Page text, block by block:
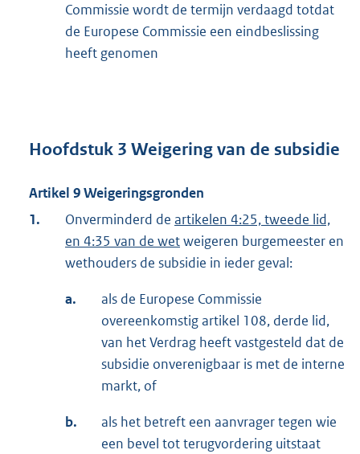
Commissie wordt de termijn verdaagd totdat
de Europese Commissie een eindbeslissing
heeft genomen
Hoofdstuk 3 Weigering van de subsidie
Artikel 9 Weigeringsgronden
1.
Onverminderd de artikelen 4:25, tweede lid,
en 4:35 van de wetweigeren burgemeester en
wethouders de subsidie in ieder geval:
a.
als de Europese Commissie
overeenkomstig artikel 108, derde lid,
van het Verdrag heeft vastgesteld dat de
subsidie onverenigbaar is met de interne
markt, of
b.
als het betreft een aanvrager tegen wie
een bevel tot terugvordering uitstaat